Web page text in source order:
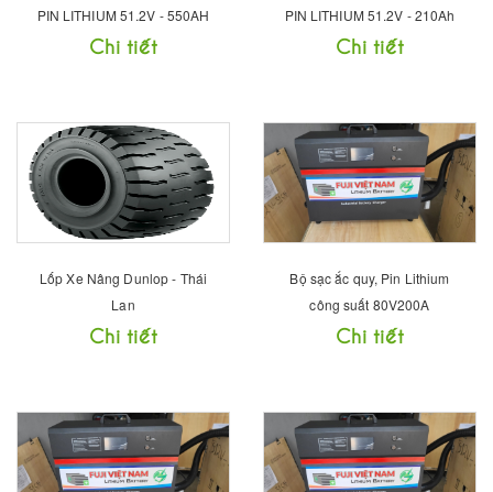
PIN LITHIUM 51.2V - 550AH
Chi tiết
PIN LITHIUM 51.2V - 210Ah
Chi tiết
Lốp Xe Nâng Dunlop - Thái
Lan
Chi tiết
Bộ sạc ắc quy, Pin Lithium
công suất 80V200A
Chi tiết